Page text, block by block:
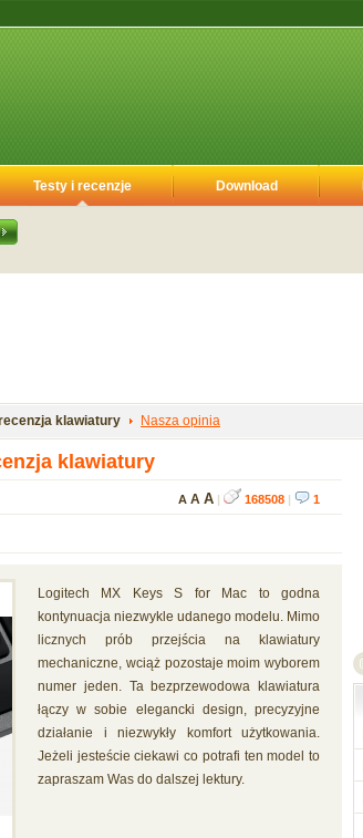
Testy i recenzje Download
klawiatury Nasza opinia
klawiatury
A A A | 168508 | 1
Logitech MX Keys S for Mac to godna
kontynuacja niezwykle udanego modelu. Mimo
licznych prób przejścia na klawiatury
mechaniczne, wciąż pozostaje moim wyborem
numer jeden. Ta bezprzewodowa klawiatura
łączy w sobie elegancki design, precyzyjne
działanie i niezwykły komfort użytkowania.
Jeżeli jesteście ciekawi co potrafi ten model to
zapraszam Was do dalszej lektury.